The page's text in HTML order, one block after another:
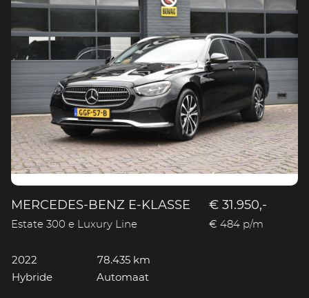
MERCEDES-BENZ E-KLASSE
Estate 300 e Luxury Line
€ 31.950,-
€ 484 p/m
2022
78.435 km
Hybride
Automaat